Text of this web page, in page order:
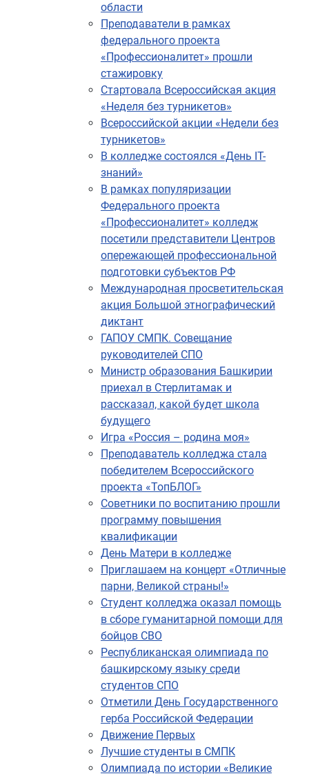
области
Преподаватели в рамках
федерального проекта
«Профессионалитет» прошли
стажировку
Стартовала Всероссийская акция
«Неделя без турникетов»
Всероссийской акции «Недели без
турникетов»
В колледже состоялся «День IT-
знаний»
В рамках популяризации
Федерального проекта
«Профессионалитет» колледж
посетили представители Центров
опережающей профессиональной
подготовки субъектов РФ
Международная просветительская
акция Большой этнографический
диктант
ГАПОУ СМПК. Совещание
руководителей СПО
Министр образования Башкирии
приехал в Стерлитамак и
рассказал, какой будет школа
будущего
Игра «Россия – родина моя»
Преподаватель колледжа стала
победителем Всероссийского
проекта «ТопБЛОГ»
Советники по воспитанию прошли
программу повышения
квалификации
День Матери в колледже
Приглашаем на концерт «Отличные
парни, Великой страны!»
Студент колледжа оказал помощь
в сборе гуманитарной помощи для
бойцов СВО
Республиканская олимпиада по
башкирскому языку среди
студентов СПО
Отметили День Государственного
герба Российской Федерации
Движение Первых
Лучшие студенты в СМПК
Олимпиада по истории «Великие